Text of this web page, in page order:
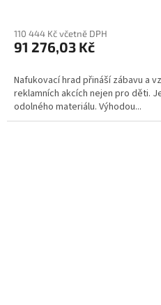
110 444 Kč včetně DPH
91 276,03 Kč
Nafukovací hrad přináší zábavu a
reklamních akcích nejen pro děti.
odolného materiálu. Výhodou...